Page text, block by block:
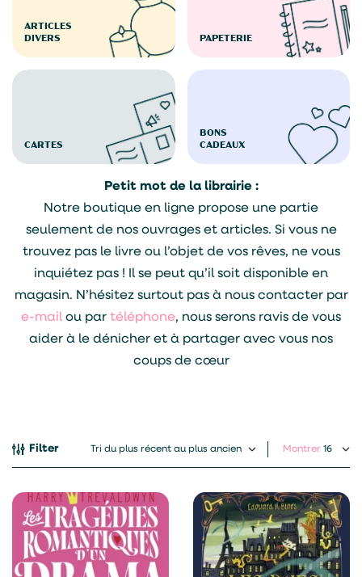
ARTICLES
DIVERS
PAPETERIE
CARTES
BONS
CADEAUX
Petit mot de la librairie :
Notre boutique en ligne propose une partie
seulement de nos ouvrages et articles. Si vous ne
trouvez pas le livre ou l’objet de vos rêves, ne vous
inquiétez pas ! Il se peut qu’il soit disponible en
magasin. N’hésitez surtout pas à nous contacter par
e-mail ou par téléphone, nous serons ravis de vous
aider à le dénicher et à partager avec vous nos
coups de cœur
Filter Montrer